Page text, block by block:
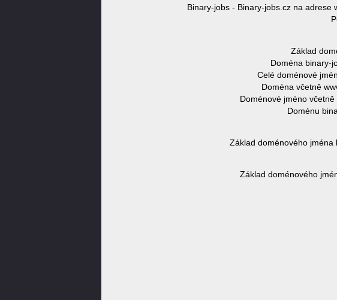
Binary-jobs - Binary-jobs.cz na adrese
Základ
Doména binary-
Celé doménové
Doména včetně
Doménové jméno
Doménu
Základ doménového jména
Základ doménového